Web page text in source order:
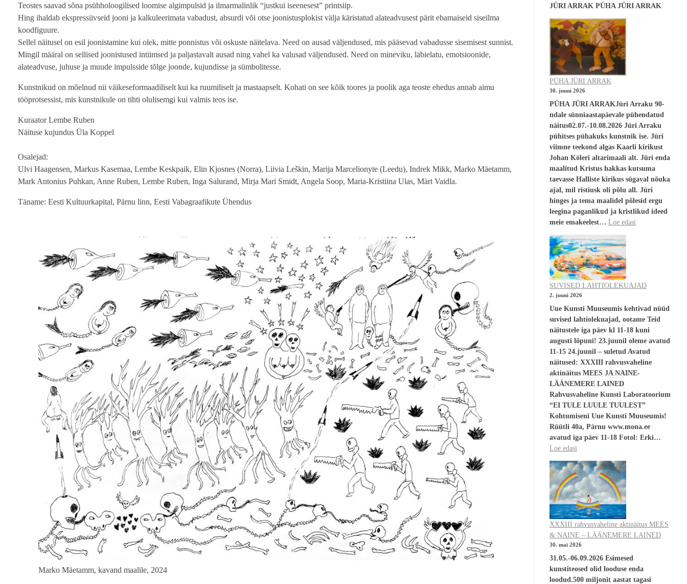
Teostes saavad sõna psühholoogilised loomise algimpulsid ja ilmarmalinlik “justkui iseenesest” printsiip.
Hing ihaldab ekspressiivseid jooni ja kalkuleerimata vabadust, absurdi või otse joonistusplokist välja käristatud alateadvusest pärit ebamaiseid siseilma
koodfiguure.
Sellel näitusel on esil joonistamine kui olek, mitte ponnistus või oskuste näitelava. Need on ausad väljendused, mis pääsevad vabadusse sisemisest sunnist.
Mingil määral on sellised joonistused intiimsed ja paljastavalt ausad ning vahel ka valusad väljendused. Need on mineviku, läbielatu, emotsioonide,
alateadvuse, juhuse ja muude impulsside tõlge joonde, kujundisse ja sümbolitesse.
Kunstnikud on mõelnud nii väikeseformaadiliselt kui ka ruumiliselt ja mastaapselt. Kohati on see kõik toores ja poolik aga teoste ehedus annab aimu
tööprotsessist, mis kunstnikule on tihti olulisemgi kui valmis teos ise.
Kuraator Lembe Ruben
Näituse kujundus Üla Koppel
Osalejad:
Ulvi Haagensen, Markus Kasemaa, Lembe Keskpaik, Elin Kjosnes (Norra), Liivia Leškin, Marija Marcelionyte (Leedu), Indrek Mikk, Marko Mäetamm,
Mark Antonius Puhkan, Anne Ruben, Lembe Ruben, Inga Salurand, Mirja Mari Smidt, Angela Soop, Maria-Kristiina Ulas, Märt Vaidla.
Täname: Eesti Kultuurkapital, Pärnu linn, Eesti Vabagraafikute Ühendus
Marko Mäetamm, kavand maalile, 2024
JÜRI ARRAK PÜHA JÜRI ARRAK
PÜHA JÜRI ARRAK
30. juuni 2026
PÜHA JÜRI ARRAKJüri Arraku 90-
ndale sünniaastapäevale pühendatud
näitus02.07.-10.08.2026 Jüri Arraku
pühitses pühakuks kunstnik ise. Jüri
viimne teekond algas Kaarli kirikust
Johan Köleri altarimaali alt. Jüri enda
maalitud Kristus hakkas kutsuma
taevasse Halliste kirikus sügaval nõuka
ajal, mil ristiusk oli põlu all. Jüri
hinges ja tema maalidel põlesid ergu
leegina paganlikud ja kristlikud ideed
meie emakeelest… Loe edasi
SUVISED LAHTIOLEKUAJAD
2. juuni 2026
Uue Kunsti Muuseumis kehtivad nüüd
suvised lahtiolekuajad, ootame Teid
näitustele iga päev kl 11-18 kuni
augusti lõpuni! 23.juunil oleme avatud
11-15 24.juunil – suletud Avatud
näitused: XXXIII rahvusvaheline
aktinäitus MEES JA NAINE-
LÄÄNEMERE LAINED
Rahvusvaheline Kunsti Laboratoorium
“EI TULE LUULE TUULEST”
Kohtumiseni Uue Kunsti Muuseumis!
Rüütli 40a, Pärnu www.mona.ee
avatud iga päev 11-18 Fotol: Erki…
Loe edasi
XXXIII rahvusvaheline aktinäitus MEES
& NAINE – LÄÄNEMERE LAINED
30. mai 2026
31.05.-06.09.2026 Esimesed
kunstiteosed olid looduse enda
loodud.500 miljonit aastat tagasi